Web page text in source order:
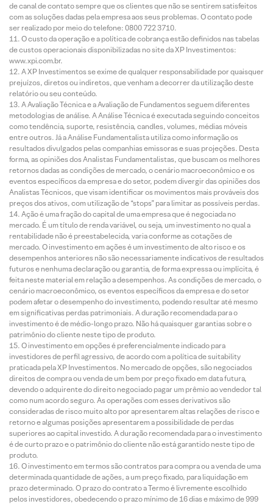
de canal de contato sempre que os clientes que não se sentirem satisfeitos
com as soluções dadas pela empresa aos seus problemas. O contato pode
ser realizado por meio do telefone: 0800 722 3710.
O custo da operação e a política de cobrança estão definidos nas tabelas
de custos operacionais disponibilizadas no site da XP Investimentos:
www.xpi.com.br.
A XP Investimentos se exime de qualquer responsabilidade por quaisquer
prejuízos, diretos ou indiretos, que venham a decorrer da utilização deste
relatório ou seu conteúdo.
A Avaliação Técnica e a Avaliação de Fundamentos seguem diferentes
metodologias de análise. A Análise Técnica é executada seguindo conceitos
como tendência, suporte, resistência, candles, volumes, médias móveis
entre outros. Já a Análise Fundamentalista utiliza como informação os
resultados divulgados pelas companhias emissoras e suas projeções. Desta
forma, as opiniões dos Analistas Fundamentalistas, que buscam os melhores
retornos dadas as condições de mercado, o cenário macroeconômico e os
eventos específicos da empresa e do setor, podem divergir das opiniões dos
Analistas Técnicos, que visam identificar os movimentos mais prováveis dos
preços dos ativos, com utilização de “stops” para limitar as possíveis perdas.
Ação é uma fração do capital de uma empresa que é negociada no
mercado. É um título de renda variável, ou seja, um investimento no qual a
rentabilidade não é preestabelecida, varia conforme as cotações de
mercado. O investimento em ações é um investimento de alto risco e os
desempenhos anteriores não são necessariamente indicativos de resultados
futuros e nenhuma declaração ou garantia, de forma expressa ou implícita, é
feita neste material em relação a desempenhos. As condições de mercado, o
cenário macroeconômico, os eventos específicos da empresa e do setor
podem afetar o desempenho do investimento, podendo resultar até mesmo
em significativas perdas patrimoniais. A duração recomendada para o
investimento é de médio-longo prazo. Não há quaisquer garantias sobre o
patrimônio do cliente neste tipo de produto.
O investimento em opções é preferencialmente indicado para
investidores de perfil agressivo, de acordo com a política de suitability
praticada pela XP Investimentos. No mercado de opções, são negociados
direitos de compra ou venda de um bem por preço fixado em data futura,
devendo o adquirente do direito negociado pagar um prêmio ao vendedor tal
como num acordo seguro. As operações com esses derivativos são
consideradas de risco muito alto por apresentarem altas relações de risco e
retorno e algumas posições apresentarem a possibilidade de perdas
superiores ao capital investido. A duração recomendada para o investimento
é de curto prazo e o patrimônio do cliente não está garantido neste tipo de
produto.
O investimento em termos são contratos para compra ou a venda de uma
determinada quantidade de ações, a um preço fixado, para liquidação em
prazo determinado. O prazo do contrato a Termo é livremente escolhido
pelos investidores, obedecendo o prazo mínimo de 16 dias e máximo de 999